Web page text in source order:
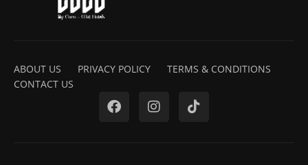
ABOUT US PRIVACY POLICY
TERMS & CONDITIONS
CONTACT US